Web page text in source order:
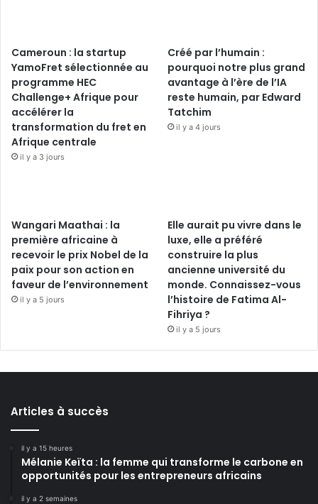
Cameroun : la startup
YamoFret sélectionnée au
programme HEC
Challenge+ Afrique pour
accélérer la
transformation du fret en
Afrique centrale
il y a 3 jours
Créé par l’humain :
pourquoi notre plus grand
avantage à l’ère de l’IA
reste humain, par Edward
Tatchim
il y a 4 jours
Wangari Maathai : la
première africaine à
recevoir le prix Nobel de la
paix pour son action en
faveur de l’environnement
il y a 5 jours
Elle aurait pu vivre dans le
luxe, elle a préféré
construire la plus
ancienne université du
monde. Connaissez-vous
l’histoire de Fatima Al-
Fihriya ?
il y a 5 jours
Articles à succès
il y a 15 heures
Mélanie Keïta : la femme qui transforme le carbone en
opportunités pour les entrepreneurs africains
il y a 2 semaines